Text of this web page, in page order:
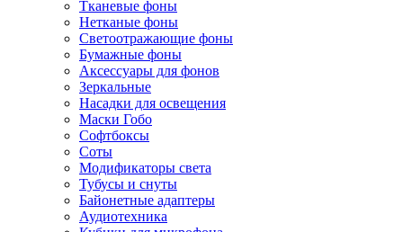
Тканевые фоны
Нетканые фоны
Светоотражающие фоны
Бумажные фоны
Аксессуары для фонов
Зеркальные
Насадки для освещения
Маски Гобо
Софтбоксы
Соты
Модификаторы света
Тубусы и снуты
Байонетные адаптеры
Аудиотехника